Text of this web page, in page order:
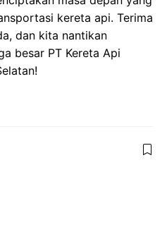
kereta api. Terima
dan kita nantikan
besar PT Kereta Api